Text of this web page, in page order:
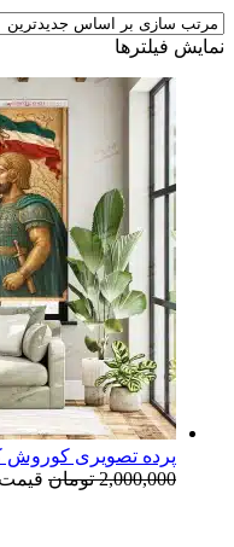
نمایش فیلترها
پرده تصویری کوروش
2,000,000 تومان قیمت اصلی: